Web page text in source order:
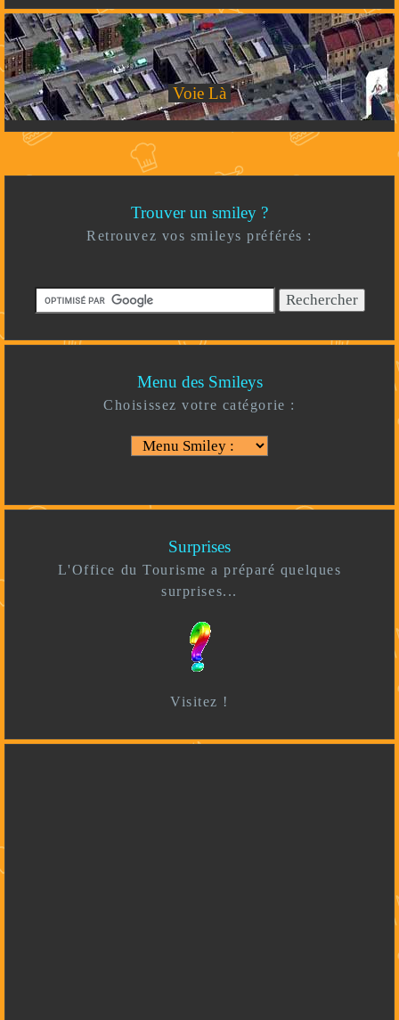
Voie Là
Trouver un smiley ?
Retrouvez vos smileys préférés :
Menu des Smileys
Choisissez votre catégorie :
Surprises
L'Office du Tourisme a préparé quelques
surprises...
Visitez !